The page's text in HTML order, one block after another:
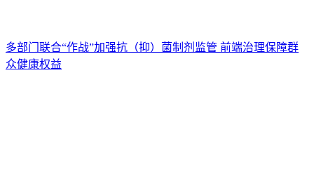
多部门联合“作战”加强抗（抑）菌制剂监管 前端治理保障群
众健康权益